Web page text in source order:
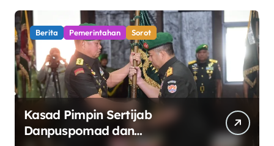
Berita Pemerintahan Sorot
Kasad Pimpin Sertijab
Danpuspomad dan